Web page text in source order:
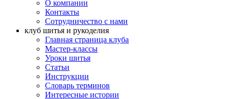
О компании
Контакты
Сотрудничество с нами
клуб шитья и рукоделия
Главная страница клуба
Мастер-классы
Уроки шитья
Статьи
Инструкции
Словарь терминов
Интересные истории